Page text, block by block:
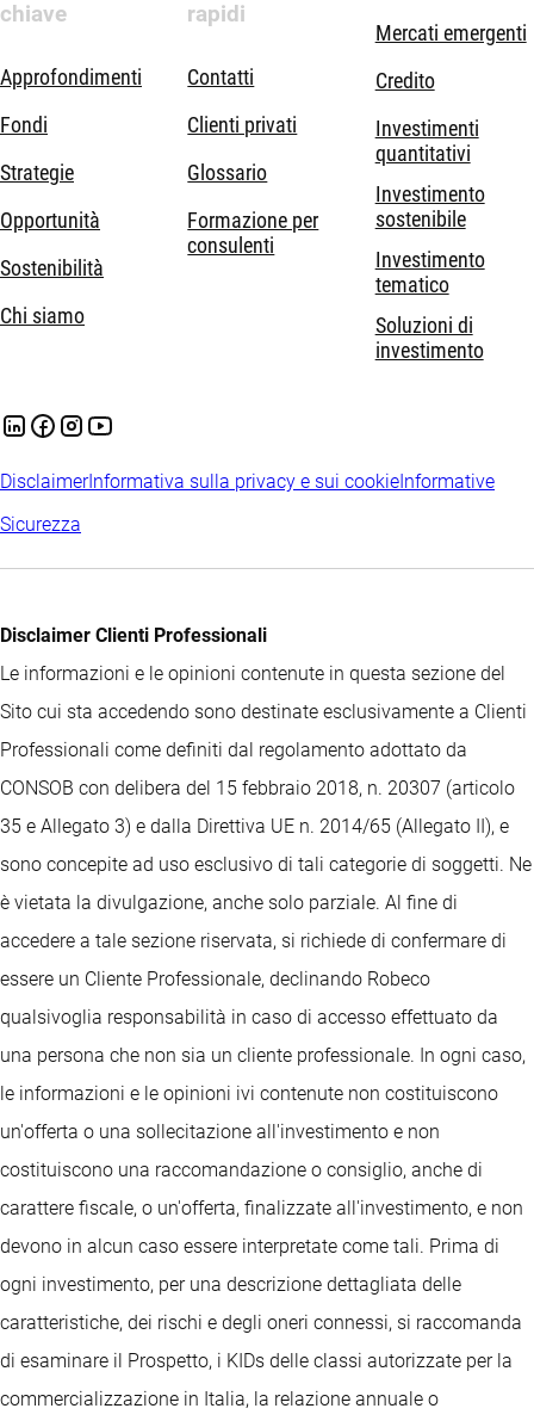
chiave
Approfondimenti
Fondi
Strategie
Opportunità
Sostenibilità
Chi siamo
rapidi
Contatti
Clienti privati
Glossario
Formazione per
consulenti
Mercati emergenti
Credito
Investimenti
quantitativi
Investimento
sostenibile
Investimento
tematico
Soluzioni di
investimento
DisclaimerInformativa sulla privacy e sui cookieInformative
Sicurezza
Disclaimer Clienti Professionali
Le informazioni e le opinioni contenute in questa sezione del
Sito cui sta accedendo sono destinate esclusivamente a Clienti
Professionali come definiti dal regolamento adottato da
CONSOB con delibera del 15 febbraio 2018, n. 20307 (articolo
35 e Allegato 3) e dalla Direttiva UE n. 2014/65 (Allegato II), e
sono concepite ad uso esclusivo di tali categorie di soggetti. Ne
è vietata la divulgazione, anche solo parziale. Al fine di
accedere a tale sezione riservata, si richiede di confermare di
essere un Cliente Professionale, declinando Robeco
qualsivoglia responsabilità in caso di accesso effettuato da
una persona che non sia un cliente professionale. In ogni caso,
le informazioni e le opinioni ivi contenute non costituiscono
un'offerta o una sollecitazione all'investimento e non
costituiscono una raccomandazione o consiglio, anche di
carattere fiscale, o un'offerta, finalizzate all'investimento, e non
devono in alcun caso essere interpretate come tali. Prima di
ogni investimento, per una descrizione dettagliata delle
caratteristiche, dei rischi e degli oneri connessi, si raccomanda
di esaminare il Prospetto, i KIDs delle classi autorizzate per la
commercializzazione in Italia, la relazione annuale o